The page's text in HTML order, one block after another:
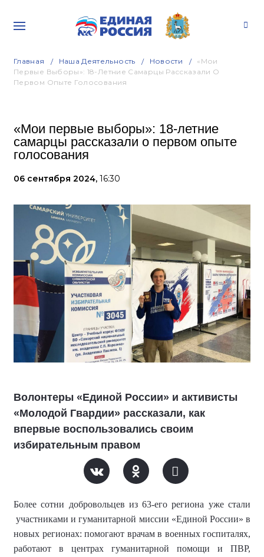
Главная Наша Деятельность Новости
«Мои
Первые Выборы»: 18-Летние Самарцы Рассказали О
Первом Опыте Голосования
«Мои первые выборы»: 18-летние
самарцы рассказали о первом опыте
голосования
06 сентября 2024, 16:30
Волонтеры «Единой России» и активисты
«Молодой Гвардии» рассказали, как
впервые воспользовались своим
избирательным правом
Более сотни добровольцев из 63-его региона уже стали
участниками и гуманитарной миссии «Единой России» в
новых регионах: помогают врачам в военных госпиталях,
работают в центрах гуманитарной помощи и ПВР,